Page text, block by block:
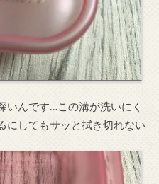
いんです…この溝が洗いにく
にしてもサッと拭き切れない